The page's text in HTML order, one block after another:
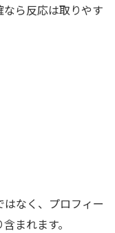
ら反応は取りやす
はなく、プロフィー
まれます。